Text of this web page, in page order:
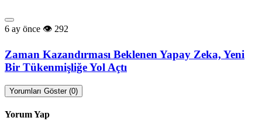
6 ay önce 292
Zaman Kazandırması Beklenen Yapay Zeka, Yeni
Bir Tükenmişliğe Yol Açtı
Yorumları Göster (0)
Yorum Yap